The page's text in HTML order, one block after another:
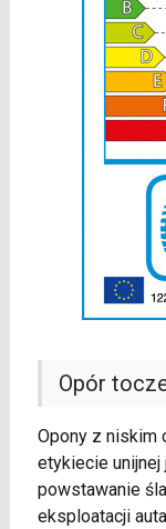
Opór
Opony z niskim
etykiecie unijnej
powstawanie
eksploatacji